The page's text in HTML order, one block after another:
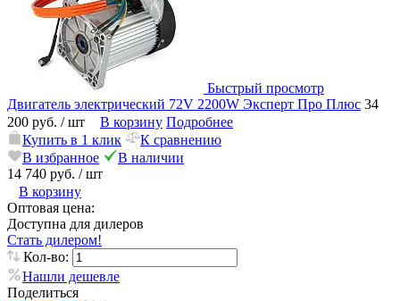
Быстрый просмотр
Двигатель электрический 72V 2200W Эксперт Про Плюс 34
200 руб. / шт В корзину Подробнее
Купить в 1 клик
К сравнению
В избранное
В наличии
14 740 руб. / шт
В корзину
Оптовая цена:
Доступна для дилеров
Стать дилером!
Кол-во:
Нашли дешевле
Поделиться